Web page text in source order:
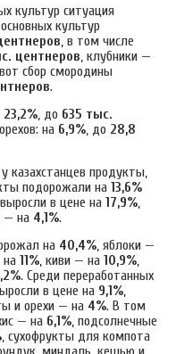
культур ситуация
культур
, в том числе
центнеров, клубники —
сбор смородины
.
23,2%, до 635 тыс.
на 6,9%, до 28,8
казахстанцев продукты,
подорожали на 13,6%
в цене на 17,9%,
— на 4,1%.
на 40,4%, яблоки —
11%, киви — на 10,9%,
. Среди переработанных
в цене на 9,1%,
и орехи — на 4%. В том
— на 6,1%, подсолнечные
, сухофрукты для компота